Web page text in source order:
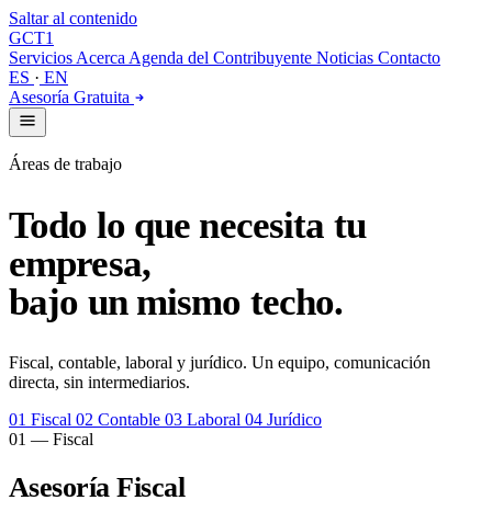
Saltar al contenido
GCT1
Servicios Acerca Agenda del Contribuyente Noticias Contacto
ES · EN
Asesoría Gratuita
Áreas de trabajo
Todo lo que necesita tu
empresa,
bajo un mismo techo.
Fiscal, contable, laboral y jurídico. Un equipo, comunicación
directa, sin intermediarios.
01 Fiscal 02 Contable 03 Laboral 04 Jurídico
01 — Fiscal
Asesoría Fiscal